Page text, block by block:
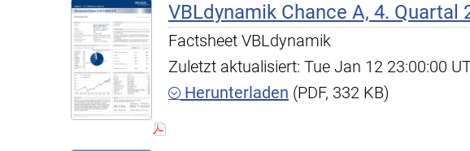
VBLdynamik Chance A, 4. Quartal
Factsheet VBLdynamik
Zuletzt aktualisiert: Tue Jan 12 23:00:00
Herunterladen (PDF, 332 KB)